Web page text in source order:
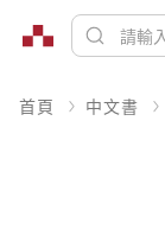
首頁 中文書